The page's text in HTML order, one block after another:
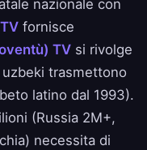
nazionale con
fornisce
TV si rivolge
trasmettono
latino dal 1993).
(Russia 2M+,
necessita di